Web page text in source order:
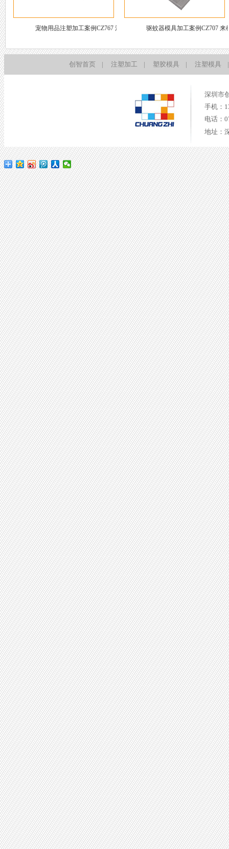
宠物用品注塑加工案例CZ767 注塑加 驱蚊器模具加工案例CZ707 来
创智首页 | 注塑加工 | 塑胶模具 | 注塑模具 |
深圳市
手机：
电话：
地址：